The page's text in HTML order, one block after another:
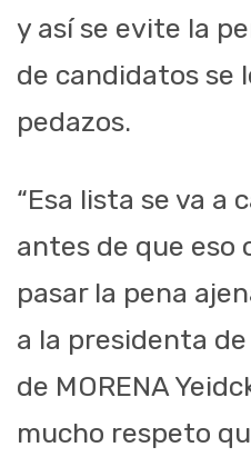
y así se evite la
de candidatos se
pedazos.
“Esa lista se va a
antes de que eso
pasar la pena
a la presidenta
de MORENA
mucho respeto